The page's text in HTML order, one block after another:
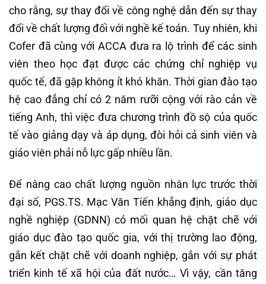
cho rằng, sự thay đổi về công nghệ dẫn đến sự thay
đổi về chất lượng đối với nghề kế toán. Tuy nhiên, khi
Cofer đã cùng với ACCA đưa ra lộ trình để các sinh
viên theo học đạt được các chứng chỉ nghiệp vụ
quốc tế, đã gặp không ít khó khăn. Thời gian đào tạo
hệ cao đẳng chỉ có 2 năm rưỡi cộng với rào cản về
tiếng Anh, thì việc đưa chương trình đồ sộ của quốc
tế vào giảng dạy và áp dụng, đòi hỏi cả sinh viên và
giáo viên phải nỗ lực gấp nhiều lần.
Để nâng cao chất lượng nguồn nhân lực trước thời
đại số, PGS.TS. Mạc Văn Tiến khẳng định, giáo dục
nghề nghiệp (GDNN) có mối quan hệ chặt chẽ với
giáo dục đào tạo quốc gia, với thị trường lao động,
gắn kết chặt chẽ với doanh nghiệp, gắn với sự phát
triển kinh tế xã hội của đất nước… Vì vậy, cần tăng